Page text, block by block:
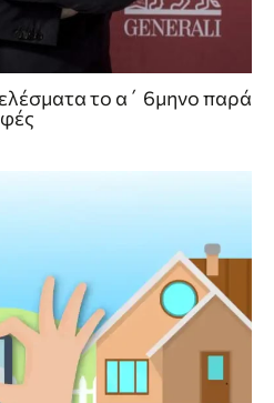
το α΄ 6μηνο παρά